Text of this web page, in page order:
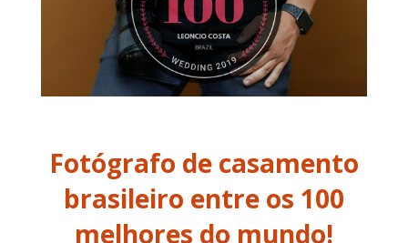
Fotógrafo de casamento
brasileiro entre os 100
melhores do mundo!